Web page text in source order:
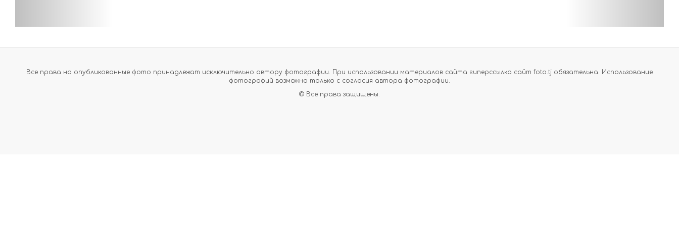
Все права на опубликованные фото принадлежат исключительно автору фотографии. При использовании материалов сайта гиперссылка сайт foto.tj обязательна. Использование
фотографий возможно только с согласия автора фотографии.
© Все права защищены.